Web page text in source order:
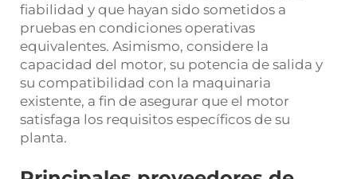
fiabilidad y que hayan sido sometidos a
pruebas en condiciones operativas
equivalentes. Asimismo, considere la
capacidad del motor, su potencia de salida y
su compatibilidad con la maquinaria
existente, a fin de asegurar que el motor
satisfaga los requisitos específicos de su
planta.